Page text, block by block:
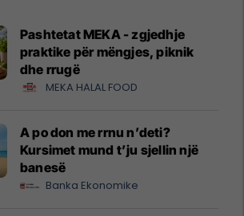
Pashtetat MEKA - zgjedhje
praktike për mëngjes, piknik
dhe rrugë
MEKA HALAL FOOD
A po don me rrnu n’deti?
Kursimet mund t’ju sjellin një
banesë
Banka Ekonomike